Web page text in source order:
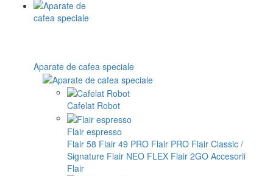
Aparate de cafea speciale
Cafelat Robot
Flair espresso
Flair 58 Flair 49 PRO Flair PRO Flair Classic /
Signature Flair NEO FLEX Flair 2GO Accesorii
Flair